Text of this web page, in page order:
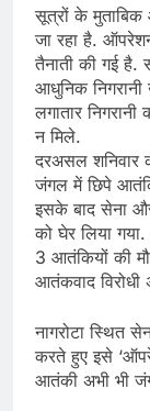
सूत्रों के
जा रहा है.
तैनाती की गई है.
आधुनिक
लगातार
न मिले.
दरअसल शनिवार
जंगल में छिपे
इसके बाद सेना
को घेर लिया
3 आतंकियों की
आतंकवाद विरोधी
नागरोटा स्थित
करते हुए इसे
आतंकी अभी भी